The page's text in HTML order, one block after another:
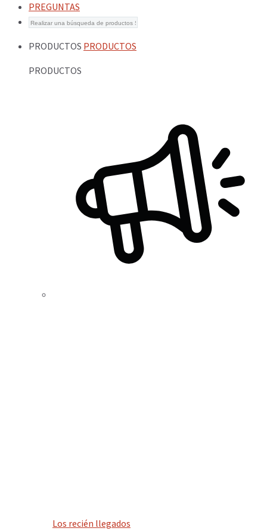
PREGUNTAS
PRODUCTOS PRODUCTOS
PRODUCTOS
Los recién llegados